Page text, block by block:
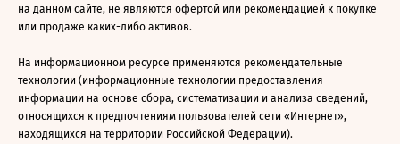
на данном сайте, не являются офертой или рекомендацией к покупке
или продаже каких-либо активов.
На информационном ресурсе применяются рекомендательные
технологии (информационные технологии предоставления
информации на основе сбора, систематизации и анализа сведений,
относящихся к предпочтениям пользователей сети «Интернет»,
находящихся на территории Российской Федерации).